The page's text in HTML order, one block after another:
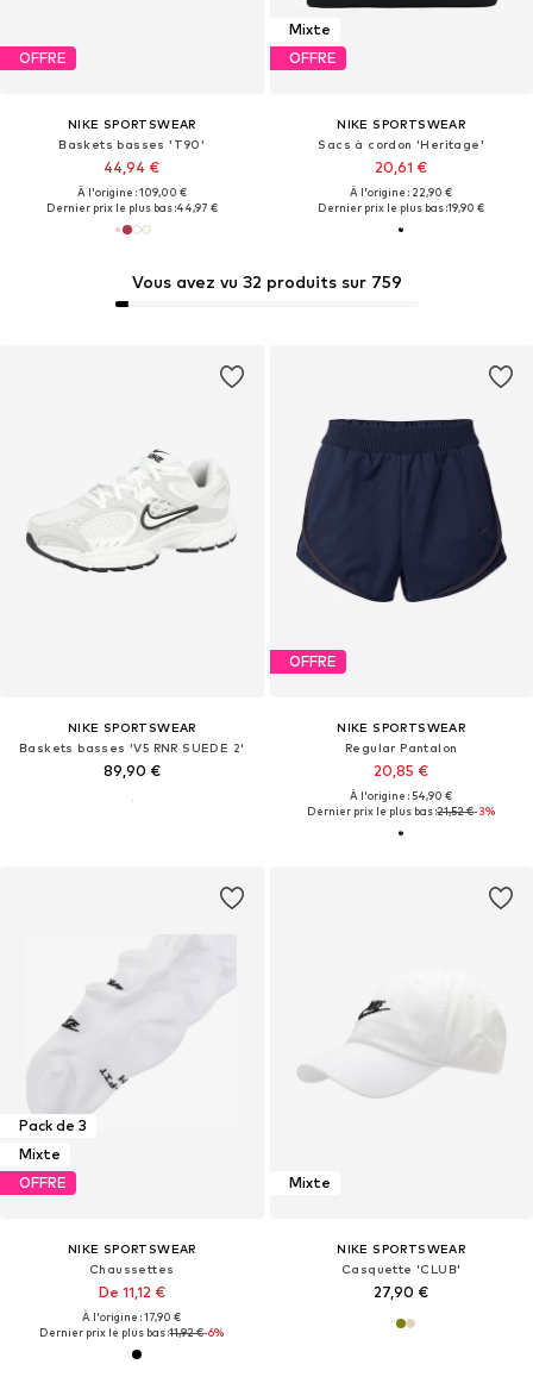
Vous avez vu 32 produits sur 759
OFFRE
NIKE SPORTSWEAR
Baskets basses 'T90'
44,94 €
À l'origine : 109,00 €
Dernier prix le plus bas :44,97 €
Mixte
OFFRE
NIKE SPORTSWEAR
Sacs à cordon 'Heritage'
20,61 €
À l'origine : 22,90 €
Dernier prix le plus bas :19,90 €
NIKE SPORTSWEAR
Baskets basses 'V5 RNR SUEDE 2'
89,90 €
OFFRE
NIKE SPORTSWEAR
Regular Pantalon
20,85 €
À l'origine : 54,90 €
Dernier prix le plus bas :21,52 €-3%
Pack de 3
Mixte
OFFRE
NIKE SPORTSWEAR
Chaussettes
De 11,12 €
À l'origine : 17,90 €
Dernier prix le plus bas :11,92 €-6%
Mixte
NIKE SPORTSWEAR
Casquette 'CLUB'
27,90 €